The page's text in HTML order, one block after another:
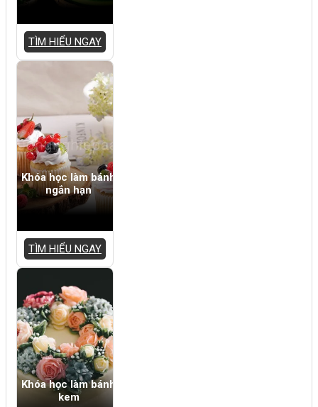
TÌM HIỂU NGAY
Khóa học làm bánh
ngắn hạn
TÌM HIỂU NGAY
Khóa học làm bánh
kem